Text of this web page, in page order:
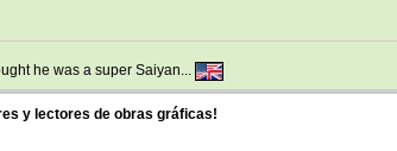
he was a super Saiyan...
y lectores de obras gráficas!